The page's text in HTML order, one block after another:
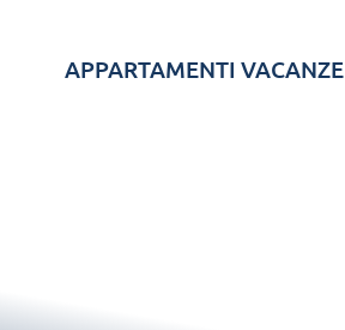
APPARTAMENTI VACANZE